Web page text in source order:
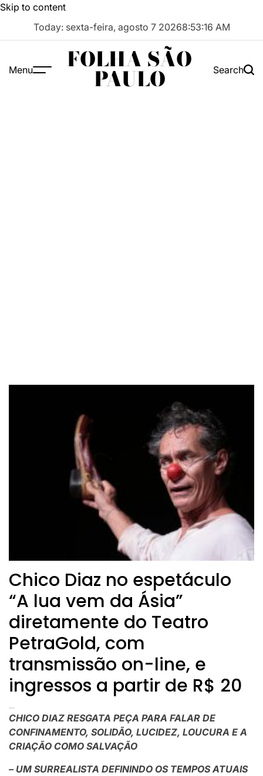
Skip to content
Today: sexta-feira, agosto 7 20268:53:17 AM
Menu FOLHA SÃO
PAULO Search
Chico Diaz no espetáculo
“A lua vem da Ásia”
diretamente do Teatro
PetraGold, com
transmissão on-line, e
ingressos a partir de R$ 20
CHICO DIAZ RESGATA PEÇA PARA FALAR DE
CONFINAMENTO, SOLIDÃO, LUCIDEZ, LOUCURA E A
CRIAÇÃO COMO SALVAÇÃO
– UM SURREALISTA DEFININDO OS TEMPOS ATUAIS